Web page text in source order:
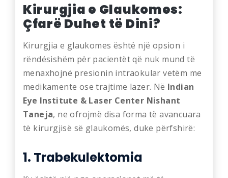
Kirurgjia e Glaukomes:
Çfarë Duhet të Dini?
Kirurgjia e glaukomes është një opsion i
rëndësishëm për pacientët që nuk mund të
menaxhojnë presionin intraokular vetëm me
medikamente ose trajtime lazer. Në Indian
Eye Institute & Laser Center Nishant
Taneja, ne ofrojmë disa forma të avancuara
të kirurgjisë së glaukomës, duke përfshirë:
1. Trabekulektomia